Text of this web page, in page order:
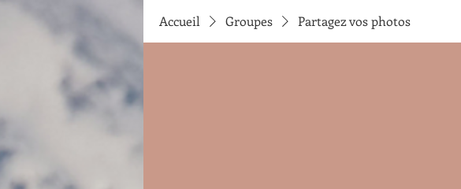
Accueil Groupes Partagez vos photos